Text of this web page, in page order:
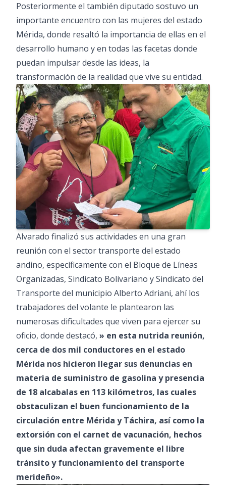
Posteriormente el también diputado sostuvo un
importante encuentro con las mujeres del estado
Mérida, donde resaltó la importancia de ellas en el
desarrollo humano y en todas las facetas donde
puedan impulsar desde las ideas, la
transformación de la realidad que vive su entidad.
Alvarado finalizó sus actividades en una gran
reunión con el sector transporte del estado
andino, específicamente con el Bloque de Líneas
Organizadas, Sindicato Bolivariano y Sindicato del
Transporte del municipio Alberto Adriani, ahí los
trabajadores del volante le plantearon las
numerosas dificultades que viven para ejercer su
oficio, donde destacó, » en esta nutrida reunión,
cerca de dos mil conductores en el estado
Mérida nos hicieron llegar sus denuncias en
materia de suministro de gasolina y presencia
de 18 alcabalas en 113 kilómetros, las cuales
obstaculizan el buen funcionamiento de la
circulación entre Mérida y Táchira, así como la
extorsión con el carnet de vacunación, hechos
que sin duda afectan gravemente el libre
tránsito y funcionamiento del transporte
merideño».